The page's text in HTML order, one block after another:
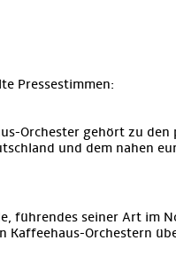
Pressestimmen:
Orchester gehört zu
und dem nahen
führendes seiner Art im
Kaffeehaus-Orchestern